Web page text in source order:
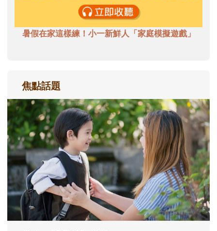
暑假在家這樣練！小一新鮮人「家庭模擬遊戲」
焦點話題
和孩子一起長大的那個男人│讀懂父親的
不同模樣
沒有人天生就擅長當爸爸！男人總是在一次
次「前所未有」的體驗中，跟著孩子一起長
大。從給予安全感的肢體遊戲，到獨立自
主、角色認同及解決問題的能力養成。爸爸
正嘗試用不同的模樣，參與孩子每個重要的